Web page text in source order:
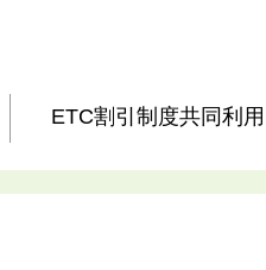
ETC割引制度共同利用